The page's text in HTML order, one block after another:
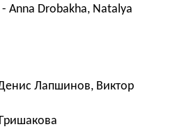
Anna Drobakha, Natalya
Лапшинов, Виктор